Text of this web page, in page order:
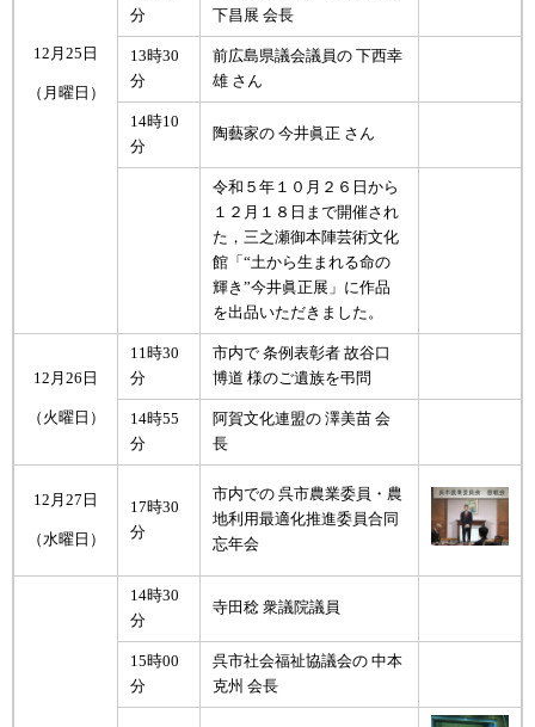
12月25日
（月曜日）
分
下昌展 会長
13時30
分
前広島県議会議員の 下西幸
雄 さん
14時10
分
陶藝家の 今井眞正 さん
令和５年１０月２６日から
１２月１８日まで開催され
た，三之瀬御本陣芸術文化
館「“土から生まれる命の
輝き”今井眞正展」に作品
を出品いただきました。
12月26日
（火曜日）
11時30
分
市内で 条例表彰者 故谷口
博道 様のご遺族を弔問
14時55
分
阿賀文化連盟の 澤美苗 会
長
12月27日
（水曜日）
17時30
分
市内での 呉市農業委員・農
地利用最適化推進委員合同
忘年会
14時30
分
寺田稔 衆議院議員
15時00
分
呉市社会福祉協議会の 中本
克州 会長